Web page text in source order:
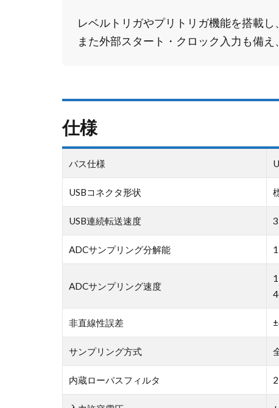
レベルトリガやプリトリガ機能を搭載
また外部スタート・クロック入力も備
仕様
バス仕様
USBコネクタ形状
USB連続転送速度
ADCサンプリング分解能
ADCサンプリング速度
非直線性誤差
サンプリング方式
内蔵ローパスフィルタ